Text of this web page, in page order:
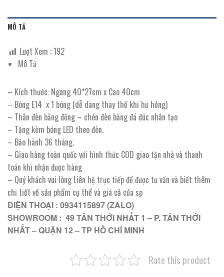
MÔ TẢ
Lượt Xem :192
Mô Tả
– Kích thước: Ngang 40*27cm x Cao 40cm
– Bóng E14 x 1 bóng (dễ dàng thay thế khi hư hỏng)
– Thân đèn bằng đồng – chén đèn bằng đá đúc nhân tạo
– Tặng kèm bóng LED theo đèn.
– Bảo hành 36 tháng.
– Giao hàng toàn quốc với hình thức COD giao tận nhà và thanh
toán khi nhận được hàng
– Quý khách vui lòng Liên hệ trực tiếp để được tư vấn và biết thêm
chi tiết về sản phẩm cụ thể và giá cả của sp
ĐIỆN THOẠI : 0934115897 (ZALO)
SHOWROOM : 49 TÂN THỚI NHẤT 1 – P. TÂN THỚI
NHẤT – QUẬN 12 – TP HỒ CHÍ MINH
Rate this product